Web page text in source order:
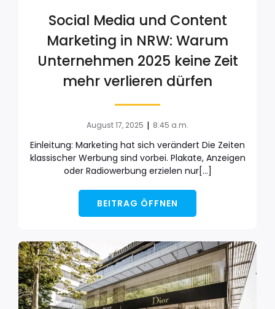
Social Media und Content
Marketing in NRW: Warum
Unternehmen 2025 keine Zeit
mehr verlieren dürfen
August 17, 2025 | 8:45 a.m.
Einleitung: Marketing hat sich verändert Die Zeiten
klassischer Werbung sind vorbei. Plakate, Anzeigen
oder Radiowerbung erzielen nur[…]
BEITRAG ÖFFNEN